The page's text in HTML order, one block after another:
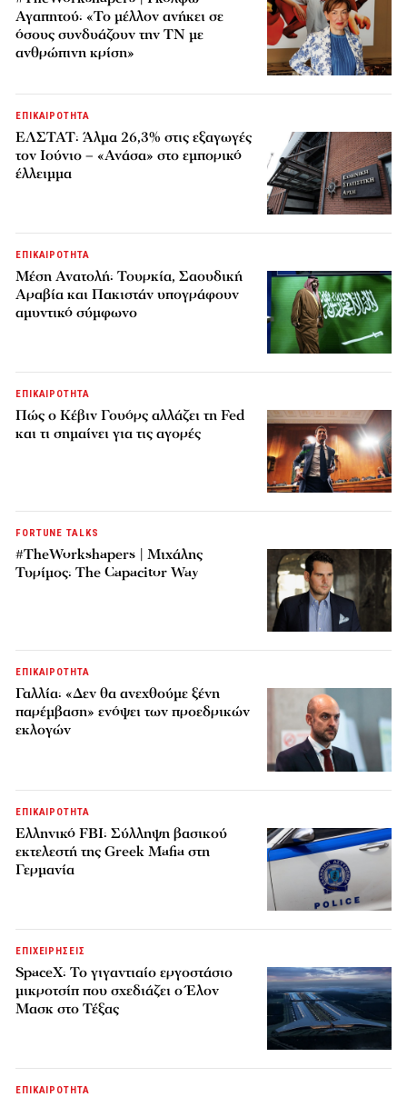
Αγαπητού: «Το μέλλον ανήκει σε
όσους συνδυάζουν την ΤΝ με
ανθρώπινη κρίση»
ΕΠΙΚΑΙΡΟΤΗΤΑ
ΕΛΣΤΑΤ: Άλμα 26,3% στις εξαγωγές
τον Ιούνιο – «Ανάσα» στο εμπορικό
έλλειμμα
ΕΠΙΚΑΙΡΟΤΗΤΑ
Μέση Ανατολή: Τουρκία, Σαουδική
Αραβία και Πακιστάν υπογράφουν
αμυντικό σύμφωνο
ΕΠΙΚΑΙΡΟΤΗΤΑ
Πώς ο Κέβιν Γουόρς αλλάζει τη Fed
και τι σημαίνει για τις αγορές
FORTUNE TALKS
#TheWorkshapers | Μιχάλης
Τυρίμος: The Capacitor Way
ΕΠΙΚΑΙΡΟΤΗΤΑ
Γαλλία: «Δεν θα ανεχθούμε ξένη
παρέμβαση» ενόψει των προεδρικών
εκλογών
ΕΠΙΚΑΙΡΟΤΗΤΑ
Ελληνικό FBI: Σύλληψη βασικού
εκτελεστή της Greek Mafia στη
Γερμανία
ΕΠΙΧΕΙΡΗΣΕΙΣ
SpaceX: Το γιγαντιαίο εργοστάσιο
μικροτσίπ που σχεδιάζει ο Έλον
Μασκ στο Τέξας
ΕΠΙΚΑΙΡΟΤΗΤΑ